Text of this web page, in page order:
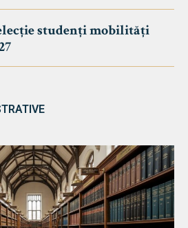
studenți mobilități